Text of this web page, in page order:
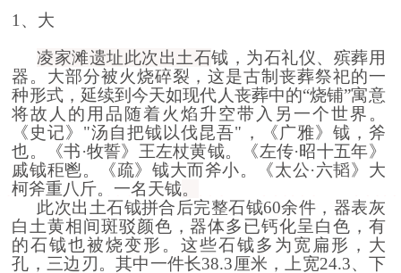
1、大
凌家滩遗址此次出土石钺，为石礼仪、殡葬用
器。 大部分被火烧碎裂，这是古制丧葬祭祀的一
种形式，延续到今天如现代人丧葬中的“烧铺”寓意
将故人的用品随着火焰升空带入另一个世界。
《史记》 "汤自把钺以伐昆吾" ，
《广雅》钺，斧
也。《书·牧誓》王左杖黄钺。
《左传·昭十五年》
戚钺秬鬯。《疏》钺大而斧小。《太公·六韬》大
柯斧重八斤。一名天钺。
此次出土石钺拼合后完整石钺60余件，器表灰
白土黄相间斑驳颜色，器体多已钙化呈白色 ，有
的石钺也被烧变形。这些石钺多为宽扁形，大
孔，三边刃。其中一件长38.3厘米，上宽24.3、下